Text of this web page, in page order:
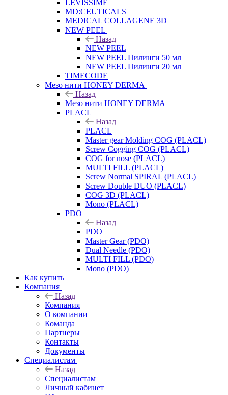
LEVISSIME
MD:CEUTICALS
MEDICAL COLLAGENE 3D
NEW PEEL
Назад
NEW PEEL
NEW PEEL Пилинги 50 мл
NEW PEEL Пилинги 20 мл
TIMECODE
Мезо нити HONEY DERMA
Назад
Мезо нити HONEY DERMA
PLACL
Назад
PLACL
Master gear Molding COG (PLACL)
Screw Cogging COG (PLACL)
COG for nose (PLACL)
MULTI FILL (PLACL)
Screw Normal SPIRAL (PLACL)
Screw Double DUO (PLACL)
COG 3D (PLACL)
Mono (PLACL)
PDO
Назад
PDO
Master Gear (PDO)
Dual Needle (PDO)
MULTI FILL (PDO)
Mono (PDO)
Как купить
Компания
Назад
Компания
О компании
Команда
Партнеры
Контакты
Документы
Специалистам
Назад
Специалистам
Личный кабинет